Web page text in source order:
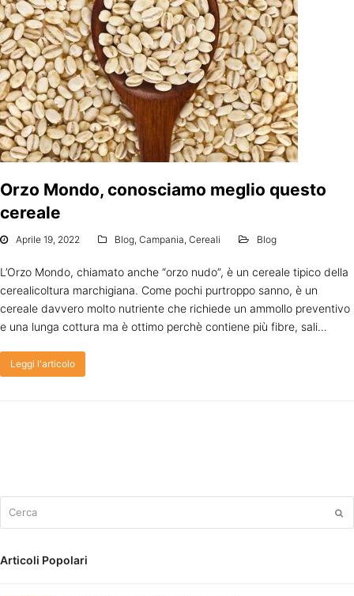
Orzo Mondo, conosciamo meglio questo
cereale
Aprile 19, 2022 Blog, Campania, Cereali Blog
L’Orzo Mondo, chiamato anche “orzo nudo”, è un cereale tipico della
cerealicoltura marchigiana. Come pochi purtroppo sanno, è un
cereale davvero molto nutriente che richiede un ammollo preventivo
e una lunga cottura ma è ottimo perchè contiene più fibre, sali…
Leggi l'articolo
Articoli Popolari